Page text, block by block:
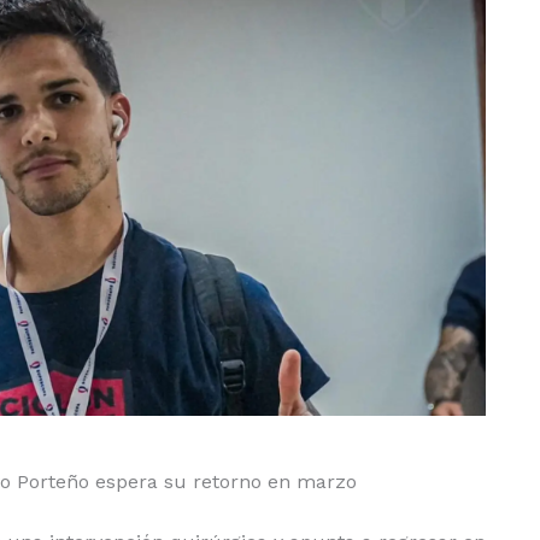
Porteño espera su retorno en marzo